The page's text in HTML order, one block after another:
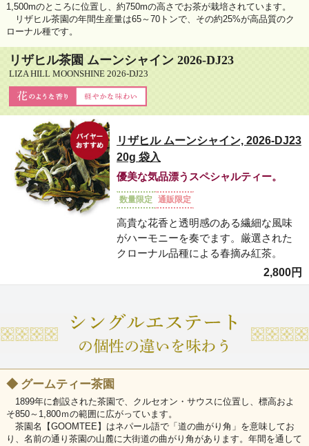
1,500mのところに位置し、約750mの高さでお茶が栽培されています。
リザヒル茶園の年間生産量は65～70トンで、その約25%が高品質のク
ローナル種です。
リザヒル茶園 ムーンシャイン 2026-DJ23
LIZA HILL MOONSHINE 2026-DJ23
リザヒル ムーンシャイン, 2026-DJ23
20g 袋入
優美な気品漂うスペシャルティー。
数量限定 通販限定
高貴な花香と透明感のある繊細な風味
がハーモニーを奏でます。厳選された
クローナル品種による春摘み紅茶。
2,800円
◆ グームティー茶園
1899年に創設された茶園で、クルセオン・サウスに位置し、標高およ
そ850～1,800ｍの範囲に広がっています。
茶園名【GOOMTEE】はネパール語で「道の曲がり角」を意味してお
り、名前の通り茶園の山麓に大街道の曲がり角があります。年間を通して